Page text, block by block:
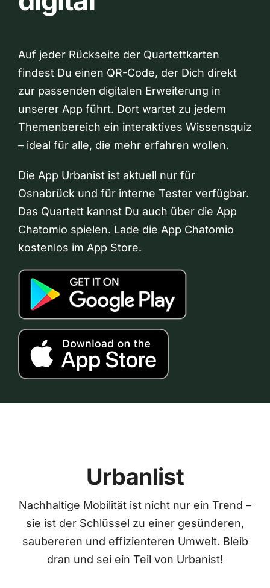
Auf jeder Rückseite der Quartettkarten
findest Du einen QR-Code, der Dich direkt
zur passenden digitalen Erweiterung in
unserer App führt. Dort wartet zu jedem
Themenbereich ein interaktives Wissensquiz
– ideal für alle, die mehr erfahren wollen.
Die App Urbanist ist aktuell nur für
Osnabrück und für interne Tester verfügbar.
Das Quartett kannst Du auch über die App
Chatomio spielen. Lade die App Chatomio
kostenlos im App Store.
Urbanlist
Nachhaltige Mobilität ist nicht nur ein Trend –
sie ist der Schlüssel zu einer gesünderen,
saubereren und effizienteren Umwelt. Bleib
dran und sei ein Teil von Urbanist!